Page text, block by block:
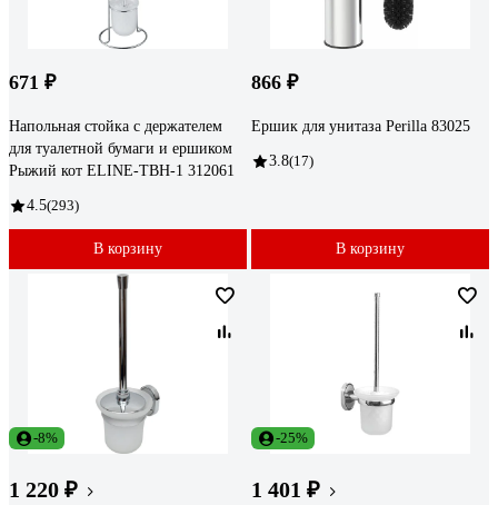
671 ₽
Напольная стойка с держателем
для туалетной бумаги и ершиком
Рыжий кот ELINE-TBH-1 312061
4.5(293)
В корзину
866 ₽
Ершик для унитаза Perilla 83025
3.8(17)
В корзину
-8%
1 220 ₽
-25%
1 401 ₽